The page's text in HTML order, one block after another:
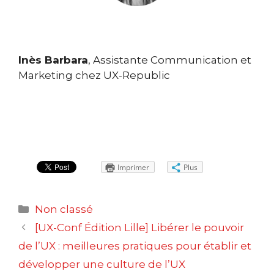
Inès Barbara, Assistante Communication et
Marketing chez UX-Republic
Imprimer Plus
Catégories
Non classé
Navigation
des
[UX-Conf Édition Lille] Libérer le pouvoir
de l’UX : meilleures pratiques pour établir et
développer une culture de l’UX